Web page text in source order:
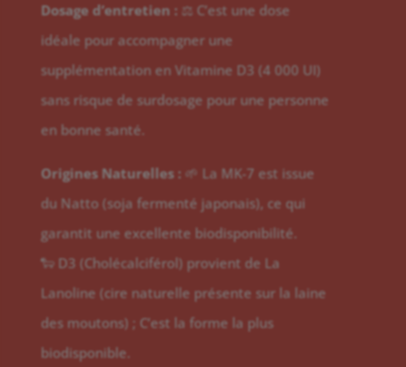
Dosage d’entretien : ⚖️ C’est une dose
idéale pour accompagner une
supplémentation en Vitamine D3 (4 000 UI)
sans risque de surdosage pour une personne
en bonne santé.
Origines Naturelles : 🌱 La MK-7 est issue
du Natto (soja fermenté japonais), ce qui
garantit une excellente biodisponibilité.
🐑 D3 (Cholécalciférol) provient de La
Lanoline (cire naturelle présente sur la laine
des moutons) ; C’est la forme la plus
biodisponible.